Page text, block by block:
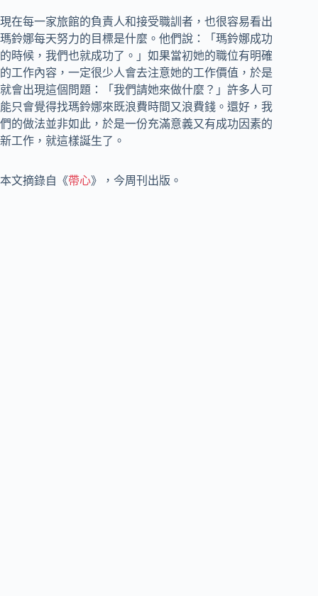
現在每一家旅館的負責人和接受職訓者，也很容易看出
瑪鈴娜每天努力的目標是什麼。他們說：「瑪鈴娜成功
的時候，我們也就成功了。」如果當初她的職位有明確
的工作內容，一定很少人會去注意她的工作價值，於是
就會出現這個問題：「我們請她來做什麼？」許多人可
能只會覺得找瑪鈴娜來既浪費時間又浪費錢。還好，我
們的做法並非如此，於是一份充滿意義又有成功因素的
新工作，就這樣誕生了。
本文摘錄自《帶心》，今周刊出版。